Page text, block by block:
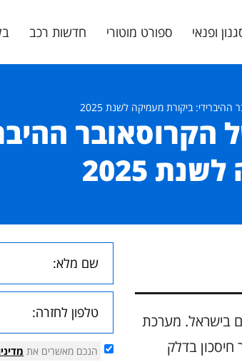
ופנאי ספורט מוטורי חדשות רכב
ביקורת מעמיקה לשנת 2025
2025
בישראל. מערכת
בדלק
הנכם מאשרים את